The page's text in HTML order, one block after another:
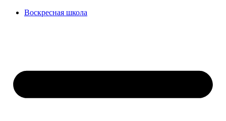
Воскресная школа